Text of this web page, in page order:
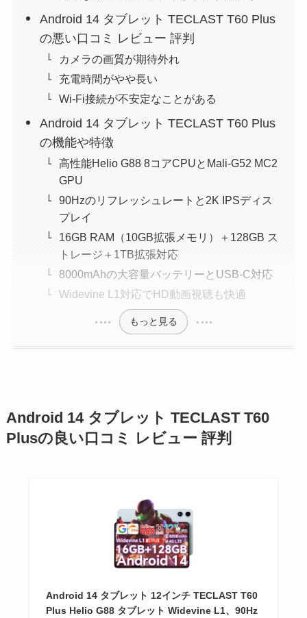
Android 14 タブレット TECLAST T60 Plus
の悪い口コミ レビュー 評判
カメラの画質が期待外れ
充電時間がやや長い
Wi-Fi接続が不安定なことがある
Android 14 タブレット TECLAST T60 Plus
の機能や特徴
高性能Helio G88 8コアCPUとMali-G52 MC2
GPU
90Hzのリフレッシュレートと2K IPSディス
プレイ
16GB RAM（10GB拡張メモリ）＋128GB ス
トレージ＋1TB拡張対応
8000mAhの大容量バッテリーとUSB-C対応
Widevine L1対応でHD動画視聴も快適
もっと見る
Android 14 タブレット TECLAST T60
Plusの良い口コミ レビュー 評判
Android 14 タブレット 12インチ TECLAST T60
Plus Helio G88 タブレット Widevine L1、90Hz